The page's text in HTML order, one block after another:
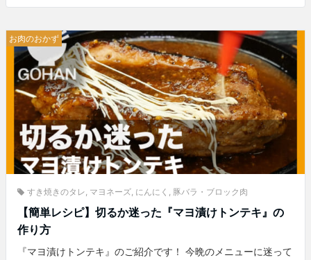
お肉のおかず
すき焼きのタレ, マヨネーズ, にんにく , 豚バラ・ブロック肉
【簡単レシピ】切るか迷った『マヨ漬けトンテキ』の
作り方
『マヨ漬けトンテキ』のご紹介です！ 今晩のメニューに迷って